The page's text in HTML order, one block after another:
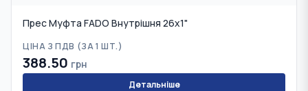
Прес Муфта FADO Внутрішня 26х1"
ЦІНА З ПДВ (ЗА 1 ШТ.)
388.50 грн
Детальніше